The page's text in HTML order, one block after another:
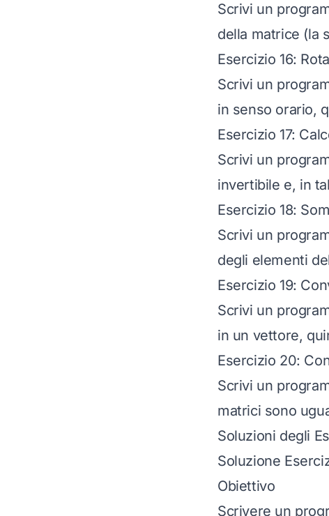
Scrivi un
della matrice (la
Esercizio 16:
Scrivi un
in senso orario,
Esercizio 17:
Scrivi un
invertibile e, in
Esercizio 18:
Scrivi un
degli elementi
Esercizio 19:
Scrivi un
in un vettore,
Esercizio 20:
Scrivi un
matrici sono
Soluzioni degli
Soluzione
Obiettivo
Scrivere un